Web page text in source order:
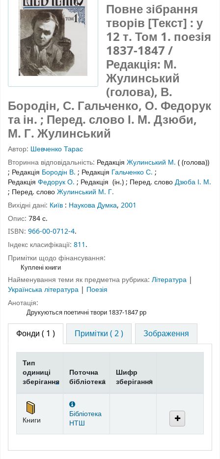
Повне зібрання
творів [Текст] : у
12 т. Том 1. поезія
1837-1847 /
Редакція: М.
Жулинський
(голова), В.
Бородін, С. Гальченко, О. Федорук
та ін. ; Перед. слово І. М. Дзюби,
М. Г. Жулинський
Автор: Шевченко Тарас
Вторинна відповідальність: Редакція Жулинський М. ( (голова))
; Редакція Бородін В. ; Редакція Гальченко С. ;
Редакція Федорук О. ; Редакція (ін.); Перед. словоДзюба І. М.
; Перед. словоЖулинський М. Г.
Вихідні дані: Київ : Наукова Думка, 2001
Опис: 784 с.
ISBN: 966-00-0712-4.
Індекс класифікації: 811.
Примітки щодо фінансування:
Куплені книги
Найменування теми як предметна рубрика: Література |
Українська література | Поезія
Анотація:
Друкуються поетичні твори 1837-1847 рр
Фонди ( 1 ) Примітки ( 2 ) Зображення
Фонди
Тип
одиниці
зберігання
Поточна
бібліотека
Шифр
зберігання
Книги
Бібліотека
НТШ